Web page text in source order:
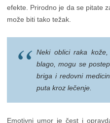
efekte. Prirodno je da se pitate
može biti tako težak.
Neki oblici raka
blago, mogu se
briga i redovni
puta kroz lečenje.
Emotivni umor je čest i